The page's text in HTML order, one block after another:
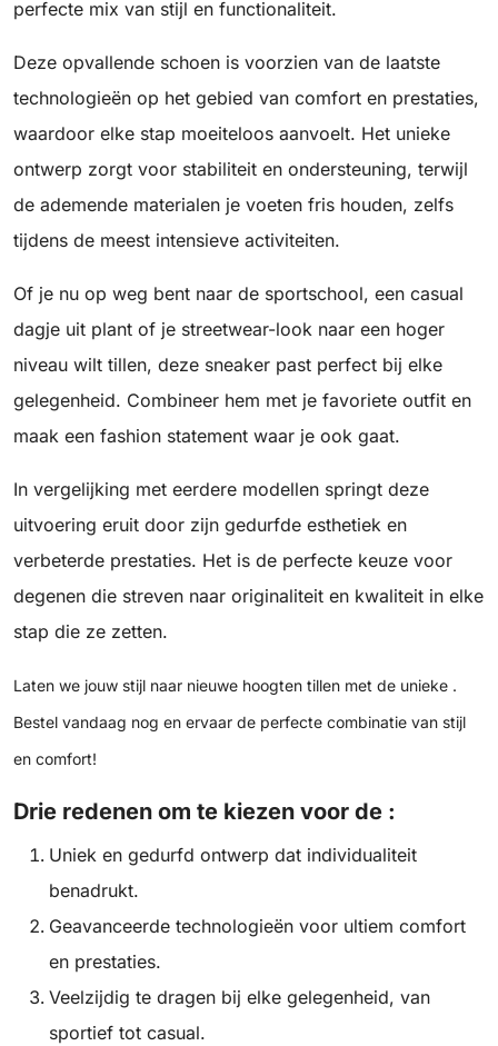
perfecte mix van stijl en functionaliteit.
Deze opvallende schoen is voorzien van de laatste
technologieën op het gebied van comfort en prestaties,
waardoor elke stap moeiteloos aanvoelt. Het unieke
ontwerp zorgt voor stabiliteit en ondersteuning, terwijl
de ademende materialen je voeten fris houden, zelfs
tijdens de meest intensieve activiteiten.
Of je nu op weg bent naar de sportschool, een casual
dagje uit plant of je streetwear-look naar een hoger
niveau wilt tillen, deze sneaker past perfect bij elke
gelegenheid. Combineer hem met je favoriete outfit en
maak een fashion statement waar je ook gaat.
In vergelijking met eerdere modellen springt deze
uitvoering eruit door zijn gedurfde esthetiek en
verbeterde prestaties. Het is de perfecte keuze voor
degenen die streven naar originaliteit en kwaliteit in elke
stap die ze zetten.
Laten we jouw stijl naar nieuwe hoogten tillen met de unieke .
Bestel vandaag nog en ervaar de perfecte combinatie van stijl
en comfort!
Drie redenen om te kiezen voor de :
Uniek en gedurfd ontwerp dat individualiteit
benadrukt.
Geavanceerde technologieën voor ultiem comfort
en prestaties.
Veelzijdig te dragen bij elke gelegenheid, van
sportief tot casual.